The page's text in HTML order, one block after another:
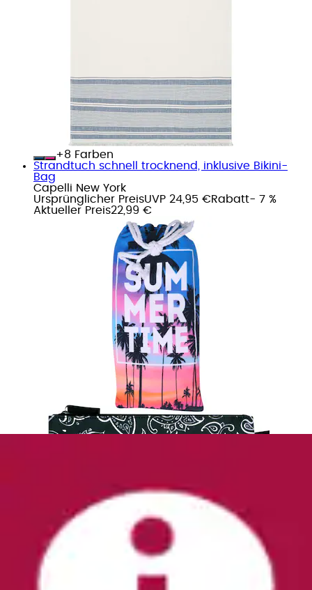
+
Farben
Strandtuch schnell trocknend, inklusive Bikini-
Bag
Capelli New York
Ursprünglicher PreisUVP 24,95 €Rabatt- 7 %
Aktueller Preis22,99 €
Strandtuch »Seastar« 75x150 cm, Velours